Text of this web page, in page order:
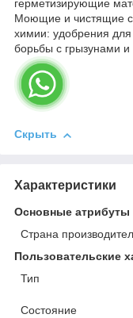
герметизирующие
Моющие и чистящие
химии: удобрения
борьбы с грызунами
Скрыть
Характеристики
Основные атрибуты
Страна
Пользовательские
Тип
Состояние